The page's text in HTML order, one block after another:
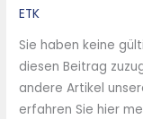
ETK
Sie haben keine
diesen Beitrag
andere Artikel
erfahren Sie hier
Kesselbauteilen
Korrosions-
und